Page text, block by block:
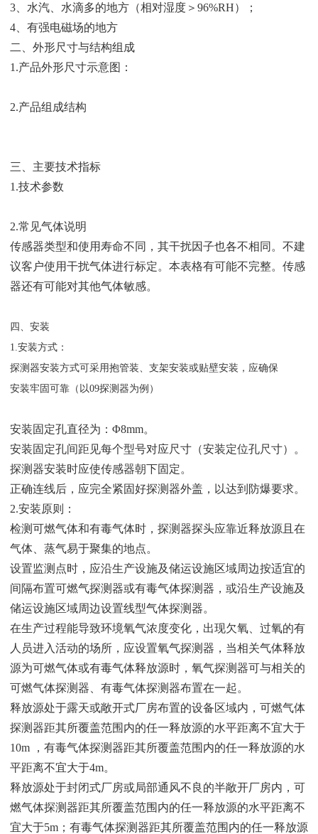
3、水汽、水滴多的地方（相对湿度＞96%RH）；
4、有强电磁场的地方
二、外形尺寸与结构组成
1.产品外形尺寸示意图：
2.产品组成结构
三、主要技术指标
1.技术参数
2.常见气体说明
传感器类型和使用寿命不同，其干扰因子也各不相同。不建
议客户使用干扰气体进行标定。本表格有可能不完整。传感
器还有可能对其他气体敏感。
四、安装
1.安装方式：
探测器安装方式可采用抱管装、支架安装或贴壁安装，应确保
安装牢固可靠（以09探测器为例）
安装固定孔直径为：Φ8mm。
安装固定孔间距见每个型号对应尺寸（安装定位孔尺寸）。
探测器安装时应使传感器朝下固定。
正确连线后，应完全紧固好探测器外盖，以达到防爆要求。
2.安装原则：
检测可燃气体和有毒气体时，探测器探头应靠近释放源且在
气体、蒸气易于聚集的地点。
设置监测点时，应沿生产设施及储运设施区域周边按适宜的
间 隔布置可燃气探测器或有毒气体探测器，或沿生产设施及
储运设施区域周边设置线型气体探测器。
在生产过程能导致环境氧气浓度变化，出现欠氧、过氧的有
人 员进入活动的场所，应设置氧气探测器，当相关气体释放
源为可燃气体或有毒气体释放源时，氧气探测器可与相关的
可燃气体探测器、 有毒气体探测器布置在一起。
释放源处于露天或敞开式厂房布置的设备区域内，可燃气体
探测器距其所覆盖范围内的任一释放源的水平距离不宜大于
10m ，有毒气体探测器距其所覆盖范围内的任一释放源的水
平距离不宜大于4m。
释放源处于封闭式厂房或局部通风不良的半敞开厂房内，可
燃气体探测器距其所覆盖范围内的任一释放源的水平距离不
宜大于5m；有毒气体探测器距其所覆盖范围内的任一释放源